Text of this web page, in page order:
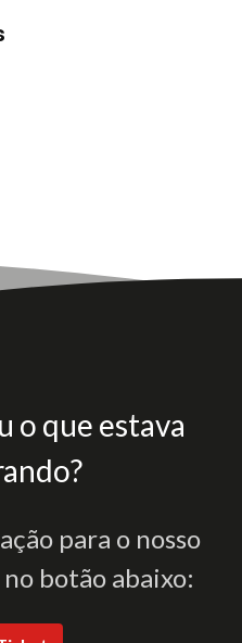
o que estava
para o nosso
botão abaixo: